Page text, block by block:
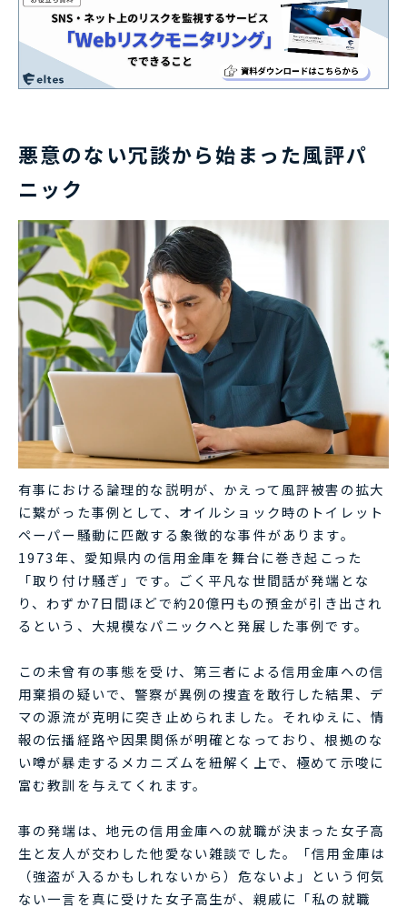
悪意のない冗談から始まった風評パ
ニック
有事における論理的な説明が、かえって風評被害の拡大
に繋がった事例として、オイルショック時のトイレット
ペーパー騒動に匹敵する象徴的な事件があります。
1973年、愛知県内の信用金庫を舞台に巻き起こった
「取り付け騒ぎ」です。ごく平凡な世間話が発端とな
り、わずか7日間ほどで約20億円もの預金が引き出され
るという、大規模なパニックへと発展した事例です。
この未曾有の事態を受け、第三者による信用金庫への信
用棄損の疑いで、警察が異例の捜査を敢行した結果、デ
マの源流が克明に突き止められました。それゆえに、情
報の伝播経路や因果関係が明確となっており、根拠のな
い噂が暴走するメカニズムを紐解く上で、極めて示唆に
富む教訓を与えてくれます。
事の発端は、地元の信用金庫への就職が決まった女子高
生と友人が交わした他愛ない雑談でした。「信用金庫は
（強盗が入るかもしれないから）危ないよ」という何気
ない一言を真に受けた女子高生が、親戚に「私の就職